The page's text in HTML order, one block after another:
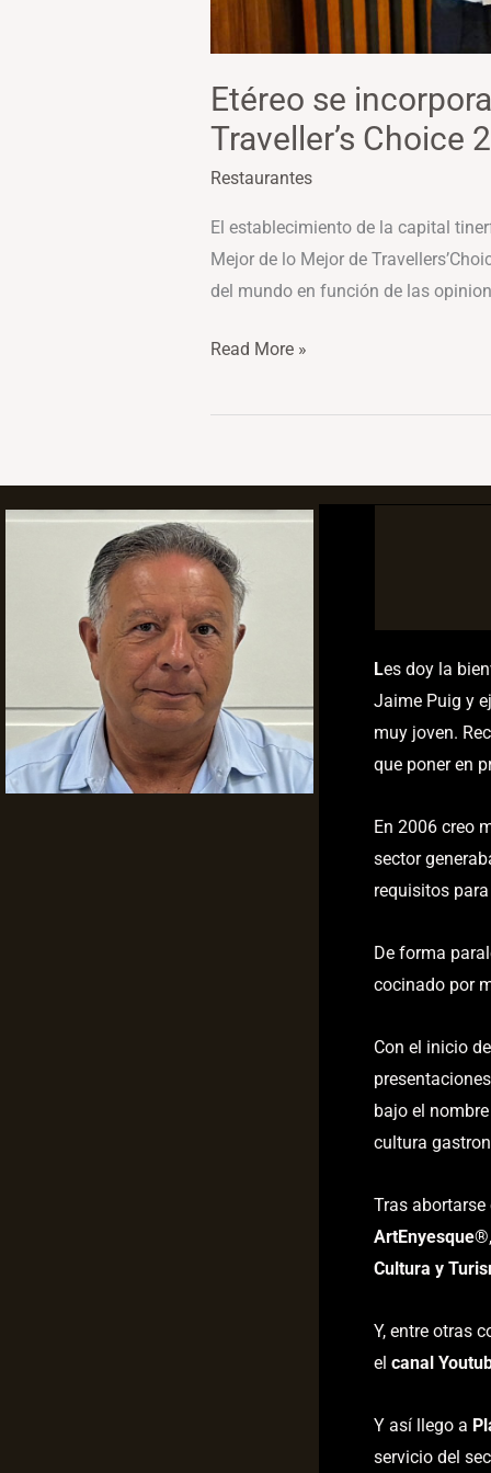
Etéreo se
Traveller’s Choice
Restaurantes
El establecimiento de la capital
Mejor de lo Mejor de
del mundo en función de las
Read More »
Les doy la
Jaime Puig y
muy joven.
que poner en
En 2006 creo
sector
requisitos
De forma
cocinado por
Con el inicio
bajo el
cultura
Tras
ArtEnyesque
Cultura y
Y, entre otras
el canal
Y así llego a
servicio del